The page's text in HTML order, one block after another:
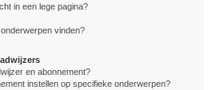
in een lege pagina?
vinden?
en abonnement?
instellen op specifieke onderwerpen?